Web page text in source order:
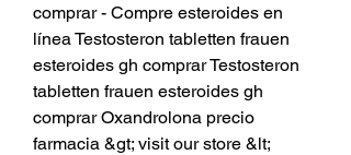
comprar - Compre esteroides en
línea Testosteron tabletten frauen
esteroides gh comprar Testosteron
tabletten frauen esteroides gh
comprar Oxandrolona precio
farmacia &gt; visit our store &lt;